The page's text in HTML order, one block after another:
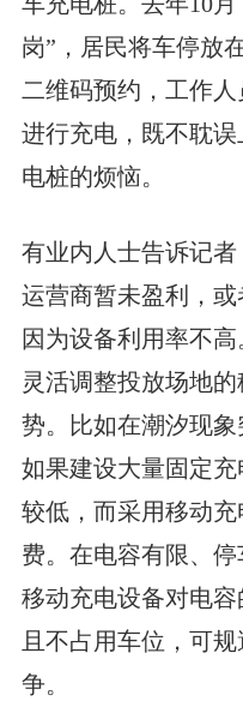
岗”，居民将车停放
二维码预约，工作
进行充电，既不耽
电桩的烦恼。
有业内人士告诉记
运营商暂未盈利，
因为设备利用率不
灵活调整投放场地
势。比如在潮汐现象
如果建设大量固定
较低，而采用移动
费。在电容有限、停
移动充电设备对电
且不占用车位，可
争。